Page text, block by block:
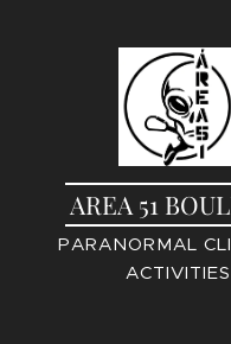
AREA 51
PARANORMAL
ACTIVITIES